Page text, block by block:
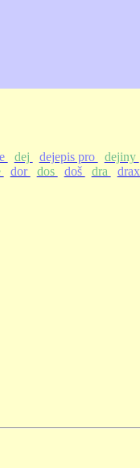
dej dejepis pro dejiny
dor dos doš dra drax